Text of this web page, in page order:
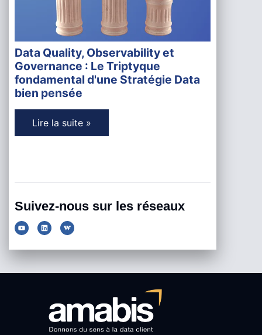
Data Quality, Observability et
Governance : Le Triptyque
fondamental d'une Stratégie Data
bien pensée
Lire la suite »
Suivez-nous sur les réseaux